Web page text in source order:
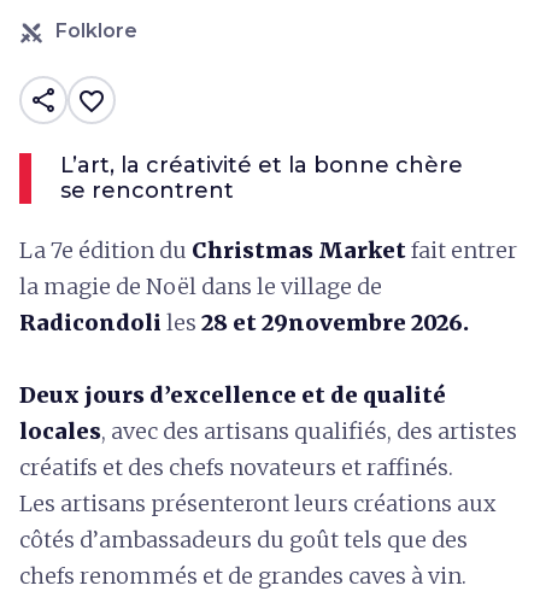
Folklore
share favorite_border
L’art, la créativité et la bonne chère
se rencontrent
La 7e édition du Christmas Marketfait entrer
la magie de Noël dans le village de
Radicondoli les 28 et 29novembre 2026.
Deux jours d’excellence et de qualité
locales, avec des artisans qualifiés, des artistes
créatifs et des chefs novateurs et raffinés.
Les artisans présenteront leurs créations aux
côtés d’ambassadeurs du goût tels que des
chefs renommés et de grandes caves à vin.